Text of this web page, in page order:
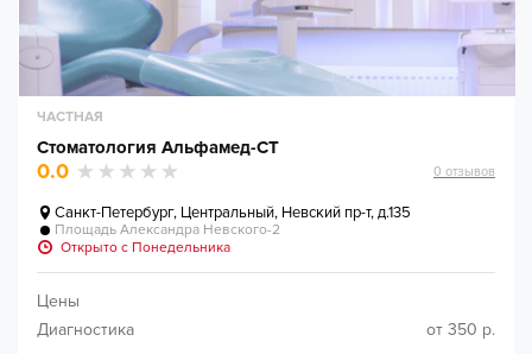
ЧАСТНАЯ
Стоматология Альфамед-СТ
0.0 0 отзывов
Санкт-Петербург, Центральный, Невский пр-т, д.135
Площадь Александра Невского-2
Открыто c Понедельника
Цены
Диагностика
от 350 р.